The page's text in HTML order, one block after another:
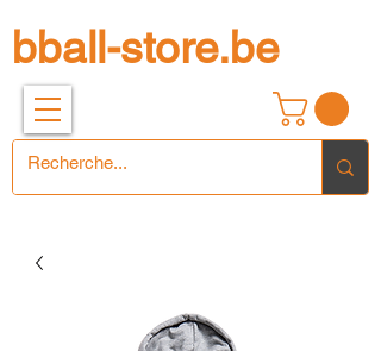
bball-store.be